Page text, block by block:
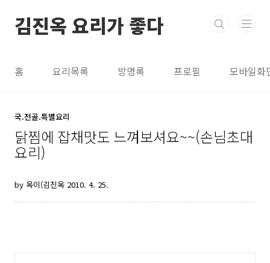
김진옥 요리가 좋다
홈 요리목록 방명록 프로필 모바일화
국.전골.특별요리
닭찜에 잡채맛도 느껴보셔요~~(손님초대
요리)
by 옥이(김진옥 2010. 4. 25.